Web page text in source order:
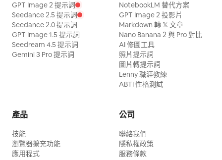
GPT Image 2 提示詞
Seedance 2.5 提示詞
Seedance 2.0 提示詞
GPT Image 1.5 提示詞
Seedream 4.5 提示詞
Gemini 3 Pro 提示詞
NotebookLM 替代方案
GPT Image 2 投影片
Markdown 轉 𝕏 文章
Nano Banana 2 與 Pro 對比
AI 修圖工具
照片提示詞
圖片轉提示詞
Lenny 職涯教練
ABTI 性格測試
產品
技能
瀏覽器擴充功能
應用程式
公司
聯絡我們
隱私權政策
服務條款